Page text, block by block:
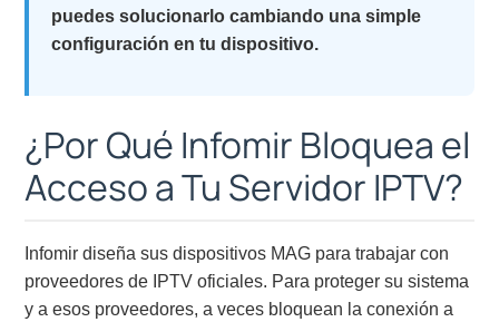
puedes solucionarlo cambiando una simple
configuración en tu dispositivo.
¿Por Qué Infomir Bloquea el
Acceso a Tu Servidor IPTV?
Infomir diseña sus dispositivos MAG para trabajar con
proveedores de IPTV oficiales. Para proteger su sistema
y a esos proveedores, a veces bloquean la conexión a